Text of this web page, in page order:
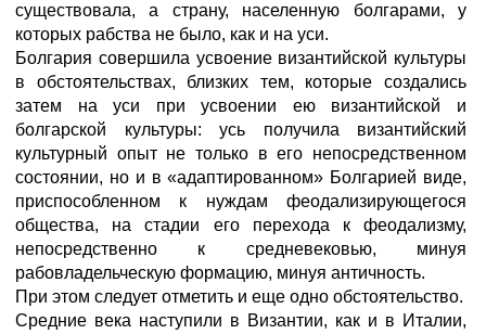
существовала, а страну, населенную болгарами, у
которых рабства не было, как и на уси.
Болгария совершила усвоение византийской культуры
в обстоятельствах, близких тем, которые создались
затем на уси при усвоении ею византийской и
болгарской культуры: усь получила византийский
культурный опыт не только в его непосредственном
состоянии, но и в «адаптированном» Болгарией виде,
приспособленном к нуждам феодализирующегося
общества, на стадии его перехода к феодализму,
непосредственно к средневековью, минуя
рабовладельческую формацию, минуя античность.
При этом следует отметить и еще одно обстоятельство.
Средние века наступили в Византии, как и в Италии,